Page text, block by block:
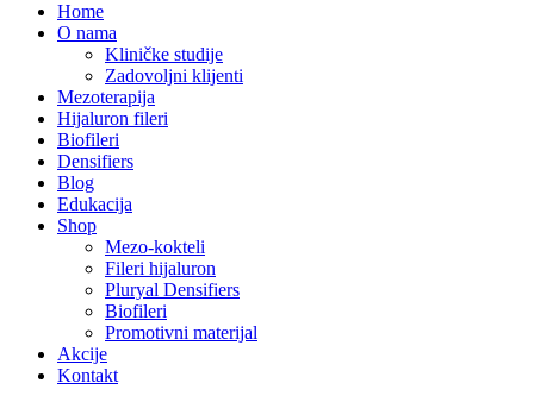
Home
O nama
Kliničke studije
Zadovoljni klijenti
Mezoterapija
Hijaluron fileri
Biofileri
Densifiers
Blog
Edukacija
Shop
Mezo-kokteli
Fileri hijaluron
Pluryal Densifiers
Biofileri
Promotivni materijal
Akcije
Kontakt